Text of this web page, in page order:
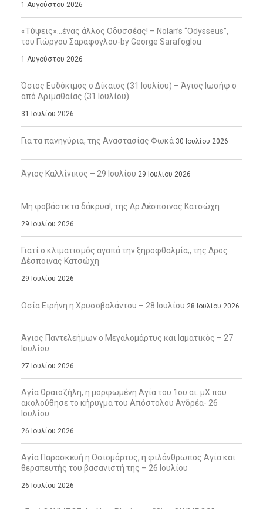
1 Αυγούστου 2026
«Τύψεις»…ένας άλλος Οδυσσέας! – Nolan’s “Odysseus”,
του Γιώργου Σαράφογλου-by George Sarafoglou
1 Αυγούστου 2026
Όσιος Ευδόκιμος ο Δίκαιος (31 Ιουλίου) – Άγιος Ιωσήφ ο
από Αριμαθαίας (31 Ιουλίου)
31 Ιουλίου 2026
Για τα πανηγύρια, της Αναστασίας Φωκά 30 Ιουλίου 2026
Άγιος Καλλίνικος – 29 Ιουλίου 29 Ιουλίου 2026
Μη φοβάστε τα δάκρυα!, της Δρ Δέσποινας Κατσώχη
29 Ιουλίου 2026
Γιατί ο κλιματισμός αγαπά την ξηροφθαλμία;, της Δρος
Δέσποινας Κατσώχη
29 Ιουλίου 2026
Οσία Ειρήνη η Χρυσοβαλάντου – 28 Ιουλίου 28 Ιουλίου 2026
Άγιος Παντελεήμων ο Μεγαλομάρτυς και Ιαματικός – 27
Ιουλίου
27 Ιουλίου 2026
Αγία Ωραιοζήλη, η μορφωμένη Αγία του 1ου αι. μΧ που
ακολούθησε το κήρυγμα του Απόστολου Ανδρέα- 26
Ιουλίου
26 Ιουλίου 2026
Αγία Παρασκευή η Οσιομάρτυς, η φιλάνθρωπος Αγία και
θεραπευτής του βασανιστή της – 26 Ιουλίου
26 Ιουλίου 2026